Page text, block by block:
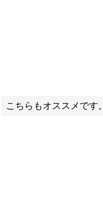
こちらもオススメです。